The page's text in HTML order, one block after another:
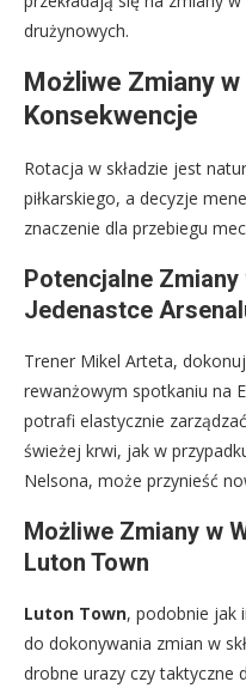
drużynowych.
Możliwe Zmiany w
Konsekwencje
Rotacja w składzie jest
piłkarskiego, a decyzje
znaczenie dla przebiegu
Potencjalne
Jedenastce
Trener Mikel Arteta,
rewanżowym spotkaniu na
potrafi elastycznie
świeżej krwi, jak w
Nelsona, może przynieść
Możliwe Zmiany w
Luton Town
Luton Town, podobnie jak
do dokonywania zmian w
drobne urazy czy taktyczne